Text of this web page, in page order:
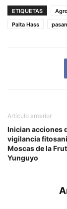
ETIQUETAS
Palta Hass
Artículo anterior
Inician acciones
vigilancia
Moscas de la
Yunguyo